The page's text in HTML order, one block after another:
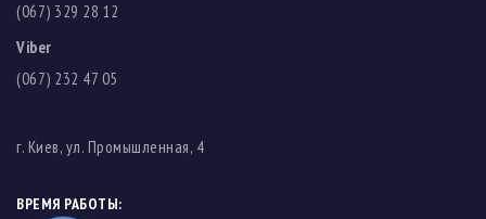
(067) 329 28 12
Viber
(067) 232 47 05
г. Киев, ул. Промышленная, 4
ВРЕМЯ РАБОТЫ: